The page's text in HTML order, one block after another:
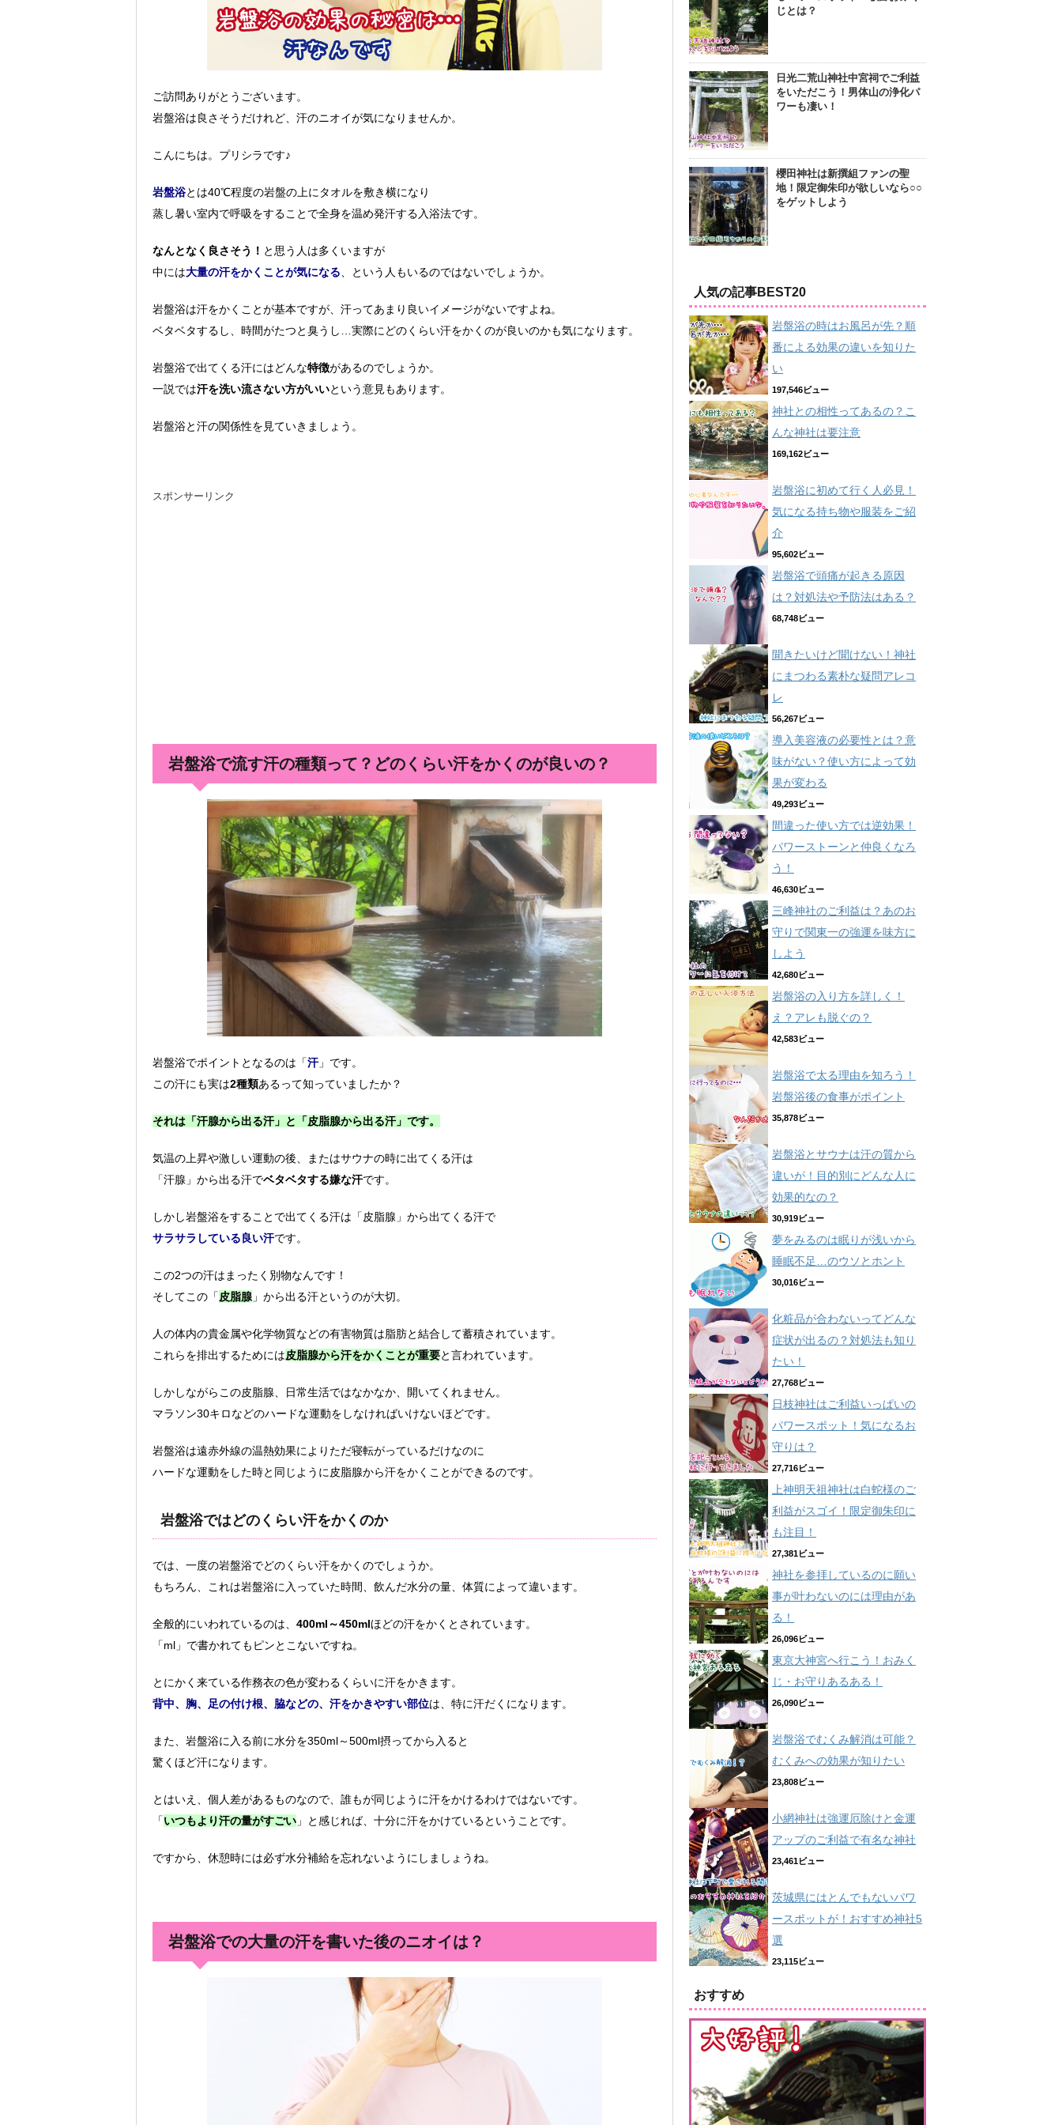
ご訪問ありがとうございます。
岩盤浴は良さそうだけれど、汗のニオイが気になりませんか。
こんにちは。プリシラです♪
岩盤浴とは40℃程度の岩盤の上にタオルを敷き横になり
蒸し暑い室内で呼吸をすることで全身を温め発汗する入浴法です。
なんとなく良さそう！ と思う人は多くいますが
中には大量の汗をかくことが気になる 、という人もいるのではないでしょうか。
岩盤浴は汗をかくことが基本ですが、汗ってあまり良いイメージがないですよね。
ベタベタするし、時間がたつと臭うし…実際にどのくらい汗をかくのが良いのかも気になります。
岩盤浴で出てくる汗にはどんな特徴があるのでしょうか。
一説では汗を洗い流さない方がいいという意見もあります。
岩盤浴と汗の関係性を見ていきましょう。
スポンサーリンク
岩盤浴で流す汗の種類って？どのくらい汗をかくのが良いの？
岩盤浴でポイントとなるのは「汗」です。
この汗にも実は2種類あるって知っていましたか？
それは「汗腺から出る汗」と「皮脂腺から出る汗」です。
気温の上昇や激しい運動の後、またはサウナの時に出てくる汗は
「汗腺」から出る汗でベタベタする嫌な汗です。
しかし岩盤浴をすることで出てくる汗は「皮脂腺」から出てくる汗で
サラサラしている良い汗です。
この2つの汗はまったく別物なんです！
そしてこの「 皮脂腺 」から出る汗というのが大切。
人の体内の貴金属や化学物質などの有害物質は脂肪と結合して蓄積されています。
これらを排出するためには皮脂腺から汗をかくことが重要と言われています。
しかしながらこの皮脂腺、日常生活ではなかなか、開いてくれません。
マラソン30キロなどのハードな運動をしなければいけないほどです。
岩盤浴は遠赤外線の温熱効果によりただ寝転がっているだけなのに
ハードな運動をした時と同じように皮脂腺から汗をかくことができるのです。
岩盤浴ではどのくらい汗をかくのか
では、一度の岩盤浴でどのくらい汗をかくのでしょうか。
もちろん、これは岩盤浴に入っていた時間、飲んだ水分の量、体質によって違います。
全般的にいわれているのは、 400ml～450mlほどの汗をかくとされています。
「ml」で書かれてもピンとこないですね。
とにかく来ている作務衣の色が変わるくらいに汗をかきます。
背中、胸、足の付け根、脇などの、汗をかきやすい部位は、特に汗だくになります。
また、岩盤浴に入る前に水分を350ml～500ml摂ってから入ると
驚くほど汗になります。
とはいえ、個人差があるものなので、誰もが同じように汗をかけるわけではないです。
「いつもより汗の量がすごい 」と感じれば、十分に汗をかけているということです。
ですから、休憩時には必ず水分補給を忘れないようにしましょうね。
岩盤浴での大量の汗を書いた後のニオイは？
じとは？
日光二荒山神社中宮祠でご利益
をいただこう！男体山の浄化パ
ワーも凄い！
櫻田神社は新撰組ファンの聖
地！限定御朱印が欲しいなら○○
をゲットしよう
人気の記事BEST20
岩盤浴の時はお風呂が先？順
番による効果の違いを知りた
い
197,546ビュー
神社との相性ってあるの？こ
んな神社は要注意
169,162ビュー
岩盤浴に初めて行く人必見！
気になる持ち物や服装をご紹
介
95,602ビュー
岩盤浴で頭痛が起きる原因
は？対処法や予防法はある？
68,748ビュー
聞きたいけど聞けない！神社
にまつわる素朴な疑問アレコ
レ
56,267ビュー
導入美容液の必要性とは？意
味がない？使い方によって効
果が変わる
49,293ビュー
間違った使い方では逆効果！
パワーストーンと仲良くなろ
う！
46,630ビュー
三峰神社のご利益は？あのお
守りで関東一の強運を味方に
しよう
42,680ビュー
岩盤浴の入り方を詳しく！
え？アレも脱ぐの？
42,583ビュー
岩盤浴で太る理由を知ろう！
岩盤浴後の食事がポイント
35,878ビュー
岩盤浴とサウナは汗の質から
違いが！目的別にどんな人に
効果的なの？
30,919ビュー
夢をみるのは眠りが浅いから
睡眠不足…のウソとホント
30,016ビュー
化粧品が合わないってどんな
症状が出るの？対処法も知り
たい！
27,768ビュー
日枝神社はご利益いっぱいの
パワースポット！気になるお
守りは？
27,716ビュー
上神明天祖神社は白蛇様のご
利益がスゴイ！限定御朱印に
も注目！
27,381ビュー
神社を参拝しているのに願い
事が叶わないのには理由があ
る！
26,096ビュー
東京大神宮へ行こう！おみく
じ・お守りあるある！
26,090ビュー
岩盤浴でむくみ解消は可能？
むくみへの効果が知りたい
23,808ビュー
小網神社は強運厄除けと金運
アップのご利益で有名な神社
23,461ビュー
茨城県にはとんでもないパワ
ースポットが！おすすめ神社5
選
23,115ビュー
おすすめ